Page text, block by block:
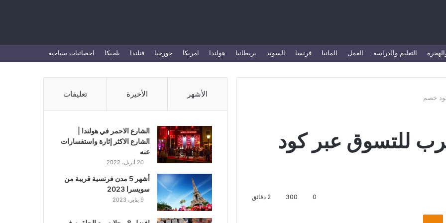
التعليم والدراسة العمل المانيا فرنسا السويد بريطانيا هولندا امريكا جورجيا فنلندا بلجيكا احصائيات سياحية
خصم
للتسوق عبر كود
0
300
Odnoklassniki
الأشهر الأخيرة تعليقات
الشارع الاحمر في هولندا |
الشارع الاكثر إثارة واستفسارات
عنه
20 أبريل، 2022
أشهر 5 مدن فرنسية قريبة من
سويسرا 2023
9 يناير، 2023